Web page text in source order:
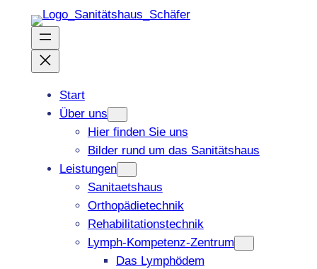
Inhalt
springen
Start
Über uns
Hier finden Sie uns
Bilder rund um das Sanitätshaus
Leistungen
Sanitaetshaus
Orthopädietechnik
Rehabilitationstechnik
Lymph-Kompetenz-Zentrum
Das Lymphödem